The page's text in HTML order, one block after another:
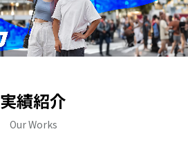
実績紹介
Our Works